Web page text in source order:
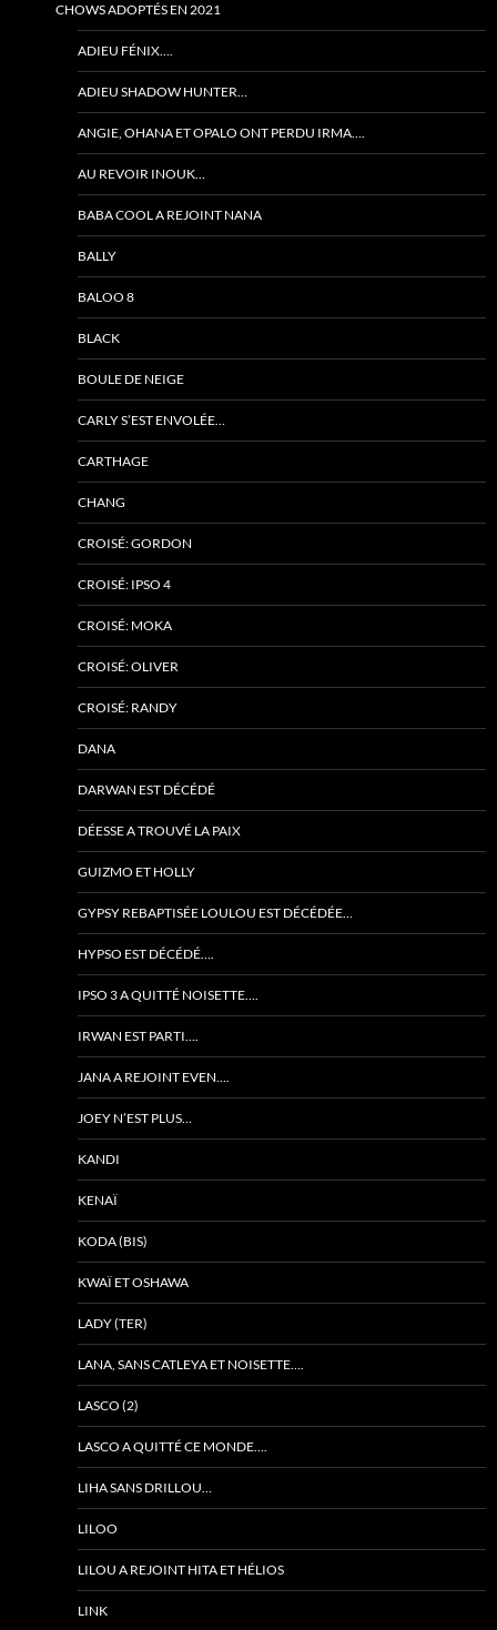
CHOWS ADOPTÉS EN 2021
ADIEU FÉNIX….
ADIEU SHADOW HUNTER…
ANGIE, OHANA ET OPALO ONT PERDU IRMA….
AU REVOIR INOUK…
BABA COOL A REJOINT NANA
BALLY
BALOO 8
BLACK
BOULE DE NEIGE
CARLY S’EST ENVOLÉE…
CARTHAGE
CHANG
CROISÉ: GORDON
CROISÉ: IPSO 4
CROISÉ: MOKA
CROISÉ: OLIVER
CROISÉ: RANDY
DANA
DARWAN EST DÉCÉDÉ
DÉESSE A TROUVÉ LA PAIX
GUIZMO ET HOLLY
GYPSY REBAPTISÉE LOULOU EST DÉCÉDÉE…
HYPSO EST DÉCÉDÉ….
IPSO 3 A QUITTÉ NOISETTE….
IRWAN EST PARTI….
JANA A REJOINT EVEN….
JOEY N’EST PLUS…
KANDI
KENAÏ
KODA (BIS)
KWAÏ ET OSHAWA
LADY (TER)
LANA, SANS CATLEYA ET NOISETTE….
LASCO (2)
LASCO A QUITTÉ CE MONDE….
LIHA SANS DRILLOU…
LILOO
LILOU A REJOINT HITA ET HÉLIOS
LINK